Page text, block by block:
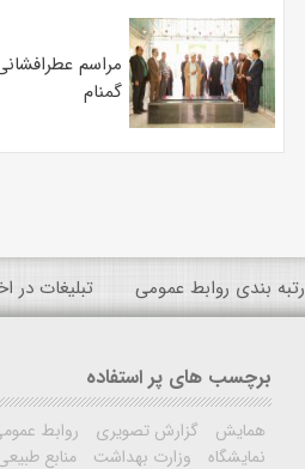
مراسم
گمنام
رتبه بندی روابط عمومی تبلیغات در
برچسب های پر استفاده
همایش گزارش تصویری روابط
نمایشگاه
وزارت بهداشت منابع